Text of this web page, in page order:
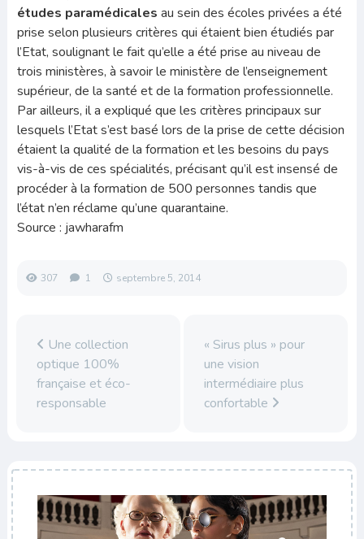
études paramédicales au sein des écoles privées a été
prise selon plusieurs critères qui étaient bien étudiés par
l’Etat, soulignant le fait qu’elle a été prise au niveau de
trois ministères, à savoir le ministère de l’enseignement
supérieur, de la santé et de la formation professionnelle.
Par ailleurs, il a expliqué que les critères principaux sur
lesquels l’Etat s’est basé lors de la prise de cette décision
étaient la qualité de la formation et les besoins du pays
vis-à-vis de ces spécialités, précisant qu’il est insensé de
procéder à la formation de 500 personnes tandis que
l’état n’en réclame qu’une quarantaine.
Source : jawharafm
307 1 septembre 5, 2014
Une collection
optique 100%
française et éco-
responsable
« Sirus plus » pour
une vision
intermédiaire plus
confortable